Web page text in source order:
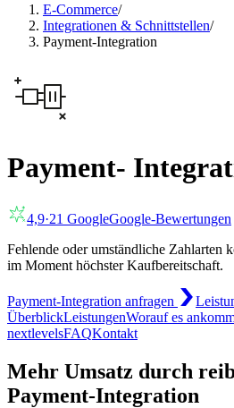
E-Commerce/
Integrationen & Schnittstellen/
Payment-Integration
Payment-
4,9·21 GoogleGoogle-Bewertungen
Fehlende oder umständliche Zahlarten
im Moment höchster Kaufbereitschaft.
Payment-Integration anfragen
ÜberblickLeistungenWorauf es
nextlevelsFAQKontakt
Mehr Umsatz durch
Payment-Integration